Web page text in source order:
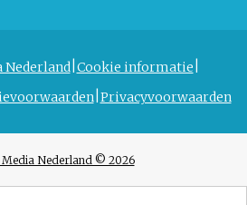
Cookie informatie
Privacyvoorwaarden
Media Nederland © 2026